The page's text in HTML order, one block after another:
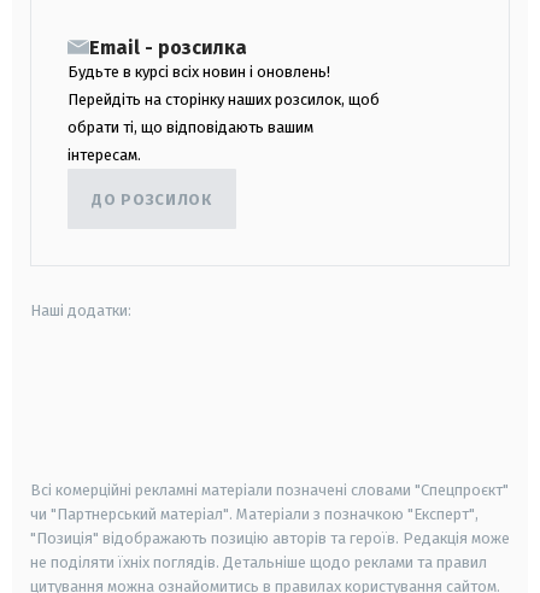
Email - розсилка
Будьте в курсі всіх новин і оновлень!
Перейдіть на сторінку наших розсилок, щоб
обрати ті, що відповідають вашим
інтересам.
ДО РОЗСИЛОК
Наші додатки:
Всі комерційні рекламні матеріали позначені словами "Спецпроєкт"
чи "Партнерський матеріал". Матеріали з позначкою "Експерт",
"Позиція" відображають позицію авторів та героїв. Редакція може
не поділяти їхніх поглядів. Детальніше щодо реклами та правил
цитування можна ознайомитись в правилах користування сайтом.